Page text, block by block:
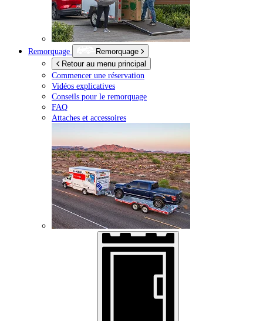
Remorquage
Remorquage
Retour au menu principal
Commencer une réservation
Vidéos explicatives
Conseils pour le remorquage
FAQ
Attaches et accessoires